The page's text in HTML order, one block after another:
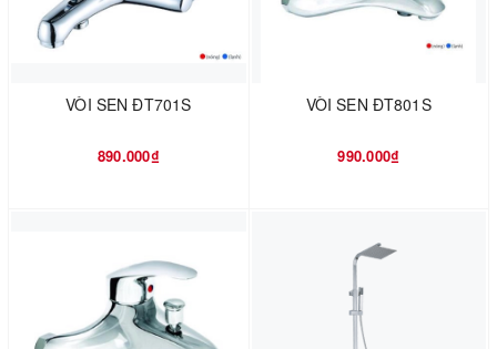
VÒI SEN ĐT701S
890.000₫
VÒI SEN ĐT801S
990.000₫